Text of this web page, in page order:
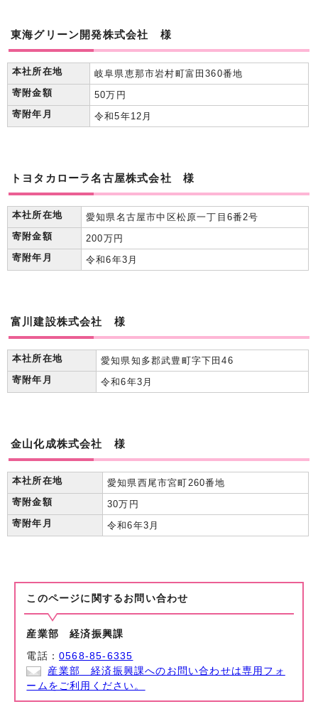
東海グリーン開発株式会社 様
本社所在地
岐阜県恵那市岩村町富田360番地
寄附金額
50万円
寄附年月
令和5年12月
トヨタカローラ名古屋株式会社 様
本社所在地
愛知県名古屋市中区松原一丁目6番2号
寄附金額
200万円
寄附年月
令和6年3月
富川建設株式会社 様
本社所在地
愛知県知多郡武豊町字下田46
寄附年月
令和6年3月
金山化成株式会社 様
本社所在地
愛知県西尾市宮町260番地
寄附金額
30万円
寄附年月
令和6年3月
このページに関する お問い合わせ
産業部 経済振興課
電話：0568-85-6335
産業部 経済振興課へのお問い合わせは専用フォ
ームをご利用ください。